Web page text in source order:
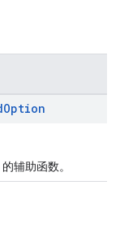
Option
辅助函数。